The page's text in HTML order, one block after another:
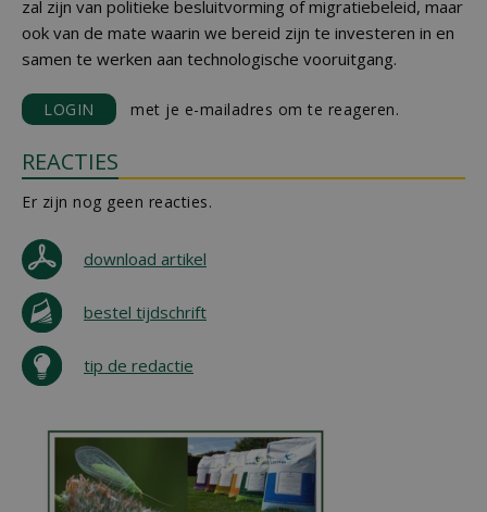
zal zijn van politieke besluitvorming of migratiebeleid, maar
ook van de mate waarin we bereid zijn te investeren in en
samen te werken aan technologische vooruitgang.
LOGIN met je e-mailadres om te reageren.
REACTIES
Er zijn nog geen reacties.
download artikel
bestel tijdschrift
tip de redactie